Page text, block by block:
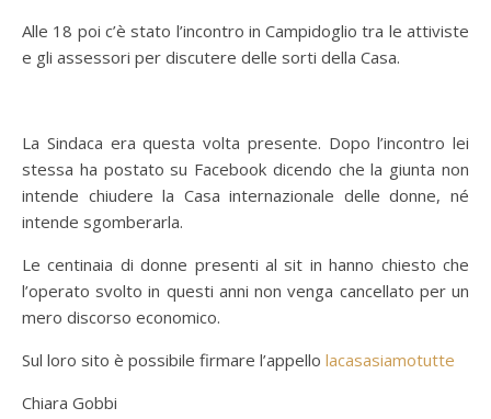
Alle 18 poi c’è stato l’incontro in Campidoglio tra le attiviste
e gli assessori per discutere delle sorti della Casa.
La Sindaca era questa volta presente. Dopo l’incontro lei
stessa ha postato su Facebook dicendo che la giunta non
intende chiudere la Casa internazionale delle donne, né
intende sgomberarla.
Le centinaia di donne presenti al sit in hanno chiesto che
l’operato svolto in questi anni non venga cancellato per un
mero discorso economico.
Sul loro sito è possibile firmare l’appello lacasasiamotutte
Chiara Gobbi